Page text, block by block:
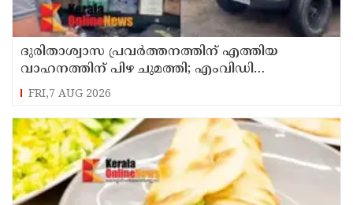
ദുരിതാശ്വാസ പ്രവർത്തനത്തിന് എത്തിയ
വാഹനത്തിന് പിഴ ചുമത്തി; എംവിഡി
ഉദ്യോഗസ്ഥന് സസ്പെൻഷൻ
FRI,7 AUG 2026